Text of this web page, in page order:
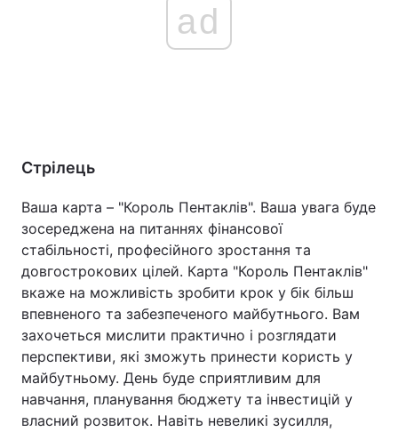
ad
Стрілець
Ваша карта – "Король Пентаклів". Ваша увага буде
зосереджена на питаннях фінансової
стабільності, професійного зростання та
довгострокових цілей. Карта "Король Пентаклів"
вкаже на можливість зробити крок у бік більш
впевненого та забезпеченого майбутнього. Вам
захочеться мислити практично і розглядати
перспективи, які зможуть принести користь у
майбутньому. День буде сприятливим для
навчання, планування бюджету та інвестицій у
власний розвиток. Навіть невеликі зусилля,